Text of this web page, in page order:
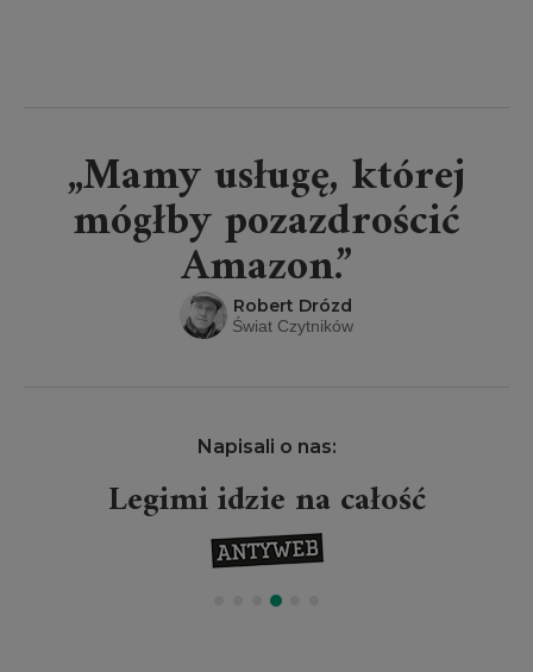
„Mamy usługę, której
mógłby pozazdrościć
Amazon.”
Robert Drózd
Świat Czytników
Napisali o nas:
Legimi idzie na całość